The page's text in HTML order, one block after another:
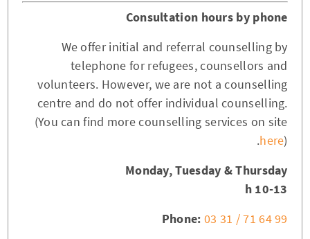
Consultation hours by phone
We offer initial and referral counselling by
telephone for refugees, counsellors and
volunteers. However, we are not a counselling
centre and do not offer individual counselling.
(You can find more counselling services on site
here).
Monday, Tuesday & Thursday
10-13 h
Phone: 03 31 / 71 64 99